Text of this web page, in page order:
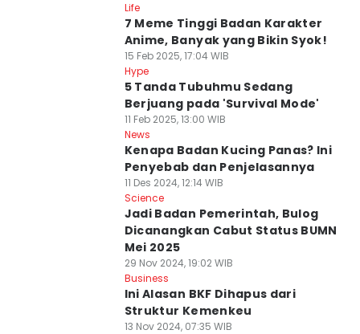
Life
7 Meme Tinggi Badan Karakter
Anime, Banyak yang Bikin Syok!
15 Feb 2025, 17:04 WIB
Hype
5 Tanda Tubuhmu Sedang
Berjuang pada 'Survival Mode'
11 Feb 2025, 13:00 WIB
News
Kenapa Badan Kucing Panas? Ini
Penyebab dan Penjelasannya
11 Des 2024, 12:14 WIB
Science
Jadi Badan Pemerintah, Bulog
Dicanangkan Cabut Status BUMN
Mei 2025
29 Nov 2024, 19:02 WIB
Business
Ini Alasan BKF Dihapus dari
Struktur Kemenkeu
13 Nov 2024, 07:35 WIB